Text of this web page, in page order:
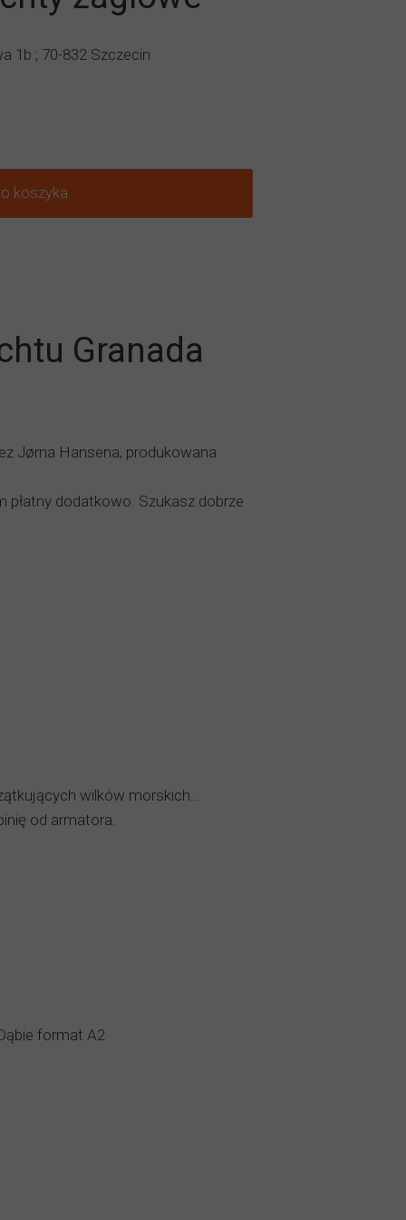
1b ; 70-832 Szczecin
koszyka
Granada
Jørna Hansena, produkowana
płatny dodatkowo. Szukasz dobrze
wilków morskich...
od armatora.
format A2